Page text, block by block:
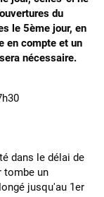
du
le 5ème jour, en
en compte et un
nécessaire.
dans le délai de
tombe un
jusqu'au 1er